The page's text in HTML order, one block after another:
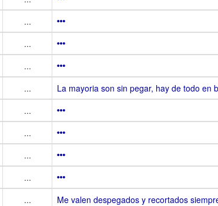
...
...
...
...
La mayoria son sin pegar, hay de todo en
...
...
...
...
...
Me valen despegados y recortados